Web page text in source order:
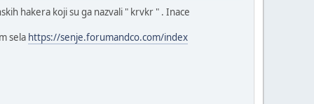
hakera koji su ga nazvali " krvkr " . Inace
sela https://senje.forumandco.com/index